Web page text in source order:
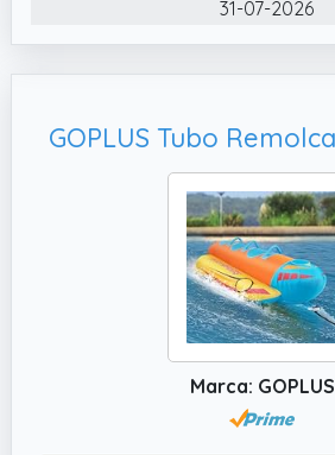
31-07-2026
Marca: GOPLUS